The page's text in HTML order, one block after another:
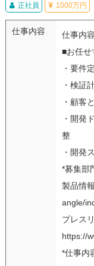
正社員 1000万円
仕事内容
仕事内容
■お任せ
・要件
・検証
・顧客
・開発
整
・開発
*募集部
製品情
angle/
プレス
https://
*仕事内